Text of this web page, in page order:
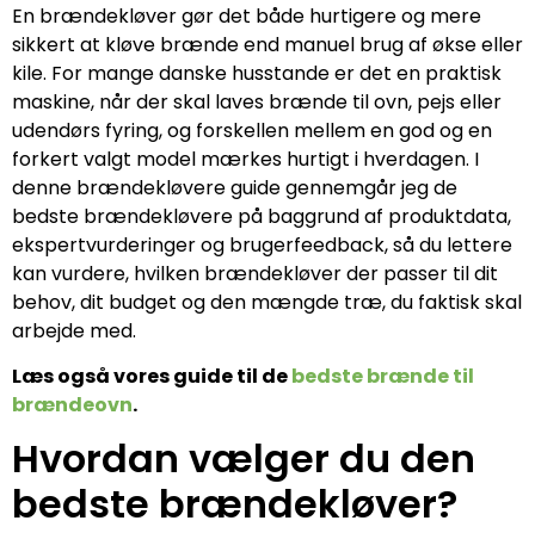
En brændekløver gør det både hurtigere og mere
sikkert at kløve brænde end manuel brug af økse eller
kile. For mange danske husstande er det en praktisk
maskine, når der skal laves brænde til ovn, pejs eller
udendørs fyring, og forskellen mellem en god og en
forkert valgt model mærkes hurtigt i hverdagen. I
denne brændekløvere guide gennemgår jeg de
bedste brændekløvere på baggrund af produktdata,
ekspertvurderinger og brugerfeedback, så du lettere
kan vurdere, hvilken brændekløver der passer til dit
behov, dit budget og den mængde træ, du faktisk skal
arbejde med.
Læs også vores guide til debedste brænde til
brændeovn.
Hvordan vælger du den
bedste brændekløver?